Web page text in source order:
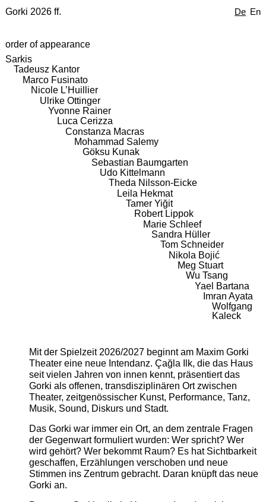
De En
Gorki 2026 ff.
order of appearance
Sarkis
Tadeusz Kantor
Marco Fusinato
Nicole L’Huillier
Ulrike Ottinger
Yvonne Rainer
Luca Cerizza
Constanza Macras
Mohammad Salemy
Göksu Kunak
Sebastian Baumgarten
Udo Kittelmann
Theda Nilsson-Eicke
Leila Hekmat
Tamer Yiğit
Robert Lippok
Marie Schleef
Sandra Hüller
Tom Schneider
Nikola Bojić
Meg Stuart
Wu Tsang
Yael Bartana
Imran Ayata
Wolfgang
Kaleck
Mit der Spielzeit 2026/2027 beginnt am Maxim Gorki
Theater eine neue Intendanz. Çağla Ilk, die das Haus
seit vielen Jahren von innen kennt, präsentiert das
Gorki als offenen, transdisziplinären Ort zwischen
Theater, zeitgenössischer Kunst, Performance, Tanz,
Musik, Sound, Diskurs und Stadt.
Das Gorki war immer ein Ort, an dem zentrale Fragen
der Gegenwart formuliert wurden: Wer spricht? Wer
wird gehört? Wer bekommt Raum? Es hat Sichtbarkeit
geschaffen, Erzählungen verschoben und neue
Stimmen ins Zentrum gebracht. Daran knüpft das neue
Gorki an.